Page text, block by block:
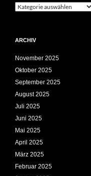
Kategorien
ARCHIV
November 2025
Oktober 2025
September 2025
August 2025
Juli 2025
Juni 2025
Mai 2025
April 2025
März 2025
Februar 2025